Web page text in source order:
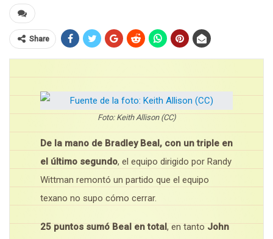
Share
Foto: Keith Allison (CC)
De la mano de Bradley Beal, con un triple en
el último segundo, el equipo dirigido por Randy
Wittman remontó un partido que el equipo
texano no supo cómo cerrar.
25 puntos sumó Beal en total , en tanto John